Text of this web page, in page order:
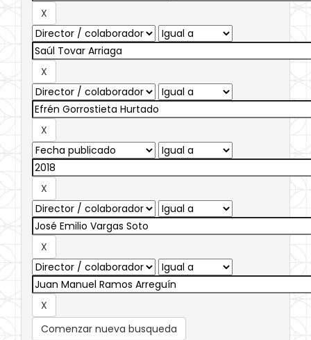
Comenzar nueva busqueda